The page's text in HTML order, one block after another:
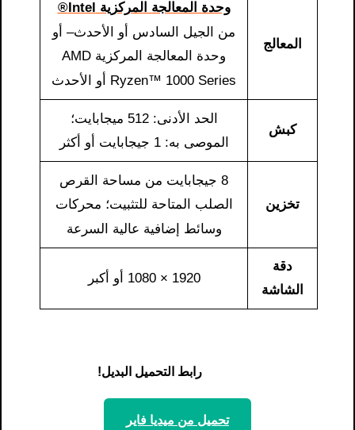
المعالج
وحدة المعالجة المركزية Intel®
من الجيل السادس أو الأحدث– أو
وحدة المعالجة المركزية AMD
Ryzen™ 1000 Series أو الأحدث
كبش
الحد الأدنى: 512 ميجابايت؛
الموصى به: 1 جيجابايت أو أكثر
تخزين
8 جيجابايت من مساحة القرص
الصلب المتاحة للتثبيت؛ محركات
وسائط إضافية عالية السرعة
دقة
الشاشة
1920 × 1080 أو أكبر
رابط التحميل البديل!
تحميل من ميديا ​​فاير